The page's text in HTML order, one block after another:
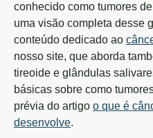
conhecido como tumores
uma visão completa desse
conteúdo dedicado ao
nosso site, que aborda
tireoide e glândulas
básicas sobre como
prévia do artigo o que é
desenvolve.